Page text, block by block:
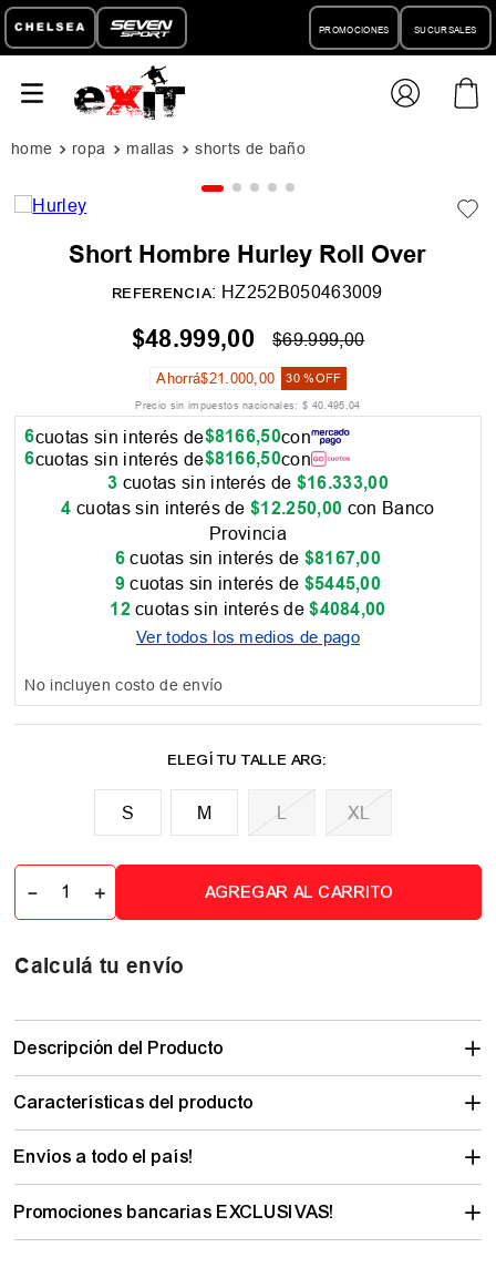
PROMOCIONES SUCURSALES
ropa mallas shorts de baño
Short Hombre Hurley Roll Over
REFERENCIA: HZ252B050463009
$48.999,00 $69.999,00
Ahorrá$21.000,00 30 %OFF
Precio sin impuestos nacionales: $ 40.495,04
6cuotas sin interés de$8166,50con
6cuotas sin interés de$8166,50con
3 cuotas sin interés de $16.333,00
4 cuotas sin interés de$12.250,00 con Banco
Provincia
6 cuotas sin interés de $8167,00
9 cuotas sin interés de $5445,00
12 cuotas sin interés de$4084,00
Ver todos los medios de pago
No incluyen costo de envío
M L XL
＋
－ AGREGAR AL CARRITO
Calculá tu envío
Descripción del Producto
Características del producto
Envíos a todo el país!
Promociones bancarias EXCLUSIVAS!